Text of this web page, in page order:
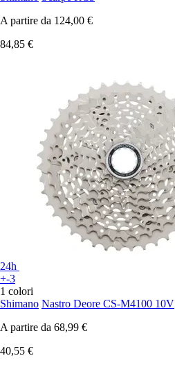
A partire da 124,00 €
84,85 €
24h
+-3
1 colori
Shimano Nastro Deore CS-M4100 10V
A partire da 68,99 €
40,55 €